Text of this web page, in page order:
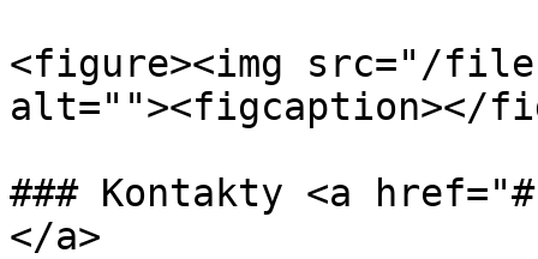
<figure><img src="/files/
alt=""><figcaption></
### Kontakty <a
</a>